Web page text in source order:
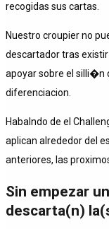
recogidas sus cartas.
Nuestro croupier no
descartador tras
apoyar sobre el silli�n
diferenciacion.
Habalndo de el
aplican alrededor del
anteriores, las
Sin empezar
descarta(n)